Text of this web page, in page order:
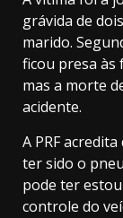
grávida de
marido.
ficou presa às
mas a morte
acidente.
A PRF
ter sido o
pode ter
controle do